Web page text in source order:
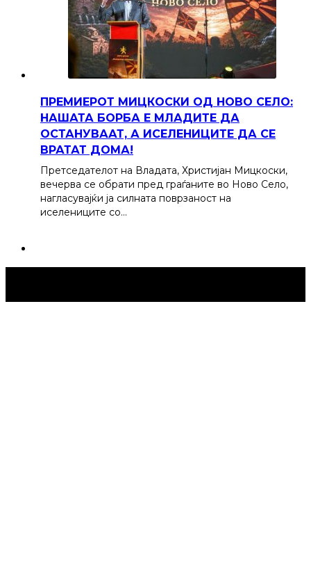
ПРЕМИЕРОТ МИЦКОСКИ ОД НОВО СЕЛО:
НАШАТА БОРБА Е МЛАДИТЕ ДА
ОСТАНУВААТ, А ИСЕЛЕНИЦИТЕ ДА СЕ
ВРАТАТ ДОМА!
Претседателот на Владата, Христијан Мицкоски,
вечерва се обрати пред граѓаните во Ново Село,
нагласувајќи ја силната поврзаност на
иселениците со…